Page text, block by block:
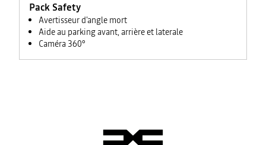
Pack Safety
Avertisseur d'angle mort
Aide au parking avant, arrière et laterale
Caméra 360°